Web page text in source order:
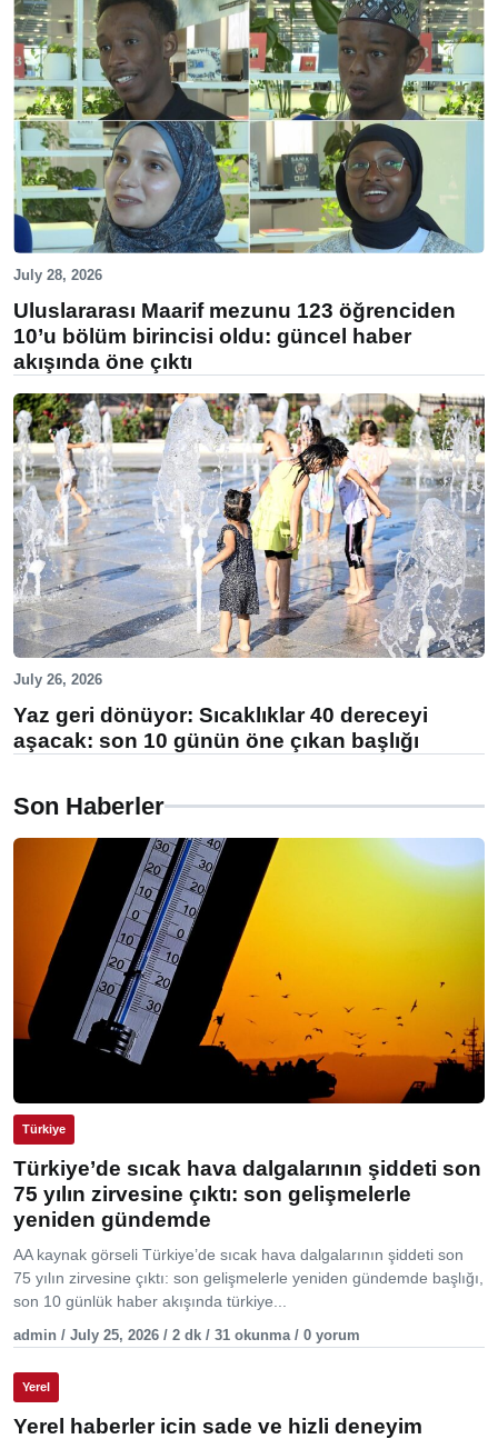
July 28, 2026
Uluslararası Maarif mezunu 123 öğrenciden
10’u bölüm birincisi oldu: güncel haber
akışında öne çıktı
July 26, 2026
Yaz geri dönüyor: Sıcaklıklar 40 dereceyi
aşacak: son 10 günün öne çıkan başlığı
Son Haberler
Türkiye
Türkiye’de sıcak hava dalgalarının şiddeti son
75 yılın zirvesine çıktı: son gelişmelerle
yeniden gündemde
AA kaynak görseli Türkiye’de sıcak hava dalgalarının şiddeti son
75 yılın zirvesine çıktı: son gelişmelerle yeniden gündemde başlığı,
son 10 günlük haber akışında türkiye...
admin / July 25, 2026 / 2 dk / 31 okunma / 0 yorum
Yerel
Yerel haberler icin sade ve hizli deneyim